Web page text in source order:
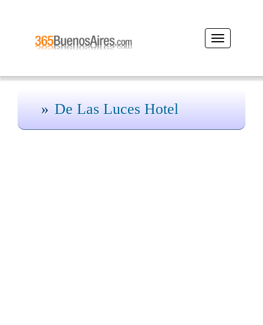
Desplegar
navegación
De Las Luces Hotel